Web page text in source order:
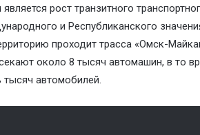
рост транзитного
и Республиканского
проходит трасса «Омск-
около 8 тысяч автомашин, в то
тысяч автомобилей.